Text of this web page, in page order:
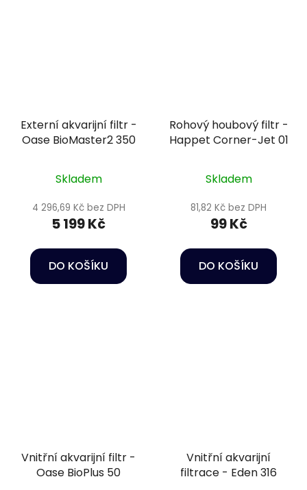
Externí akvarijní filtr -
Oase BioMaster2 350
Skladem
4 296,69 Kč bez DPH
5 199 Kč
DO KOŠÍKU
Rohový houbový filtr -
Happet Corner-Jet 01
Skladem
81,82 Kč bez DPH
99 Kč
DO KOŠÍKU
Vnitřní akvarijní filtr -
Oase BioPlus 50
Vnitřní akvarijní
filtrace - Eden 316